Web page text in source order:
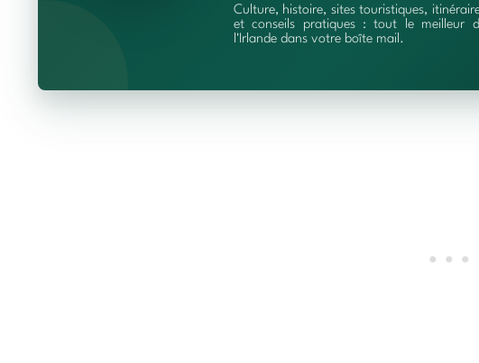
Culture, histoire, sites touristiques,
et conseils pratiques : tout le meilleur
l'Irlande dans votre boîte mail.